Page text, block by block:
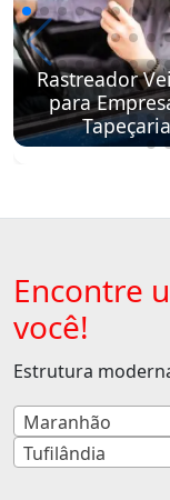
Rastreador
para
Tapeçaria
Encontre
você!
Estrutura
Maranhão
Tufilândia